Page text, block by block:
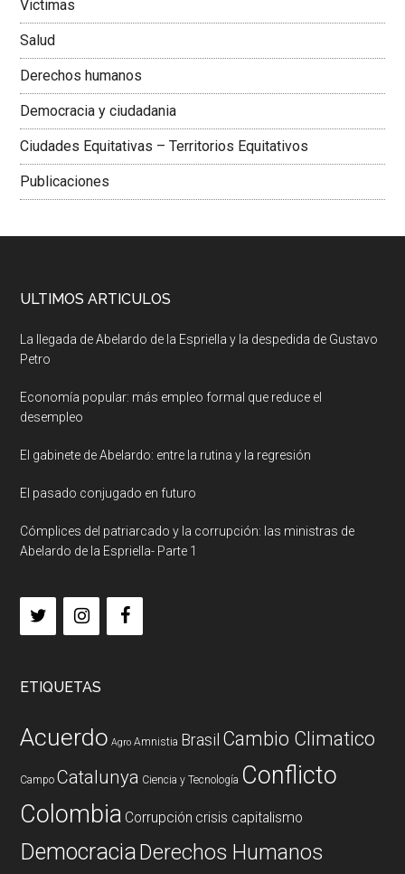
Victimas
Salud
Derechos humanos
Democracia y ciudadania
Ciudades Equitativas – Territorios Equitativos
Publicaciones
ULTIMOS ARTICULOS
La llegada de Abelardo de la Espriella y la despedida de Gustavo
Petro
Economía popular: más empleo formal que reduce el
desempleo
El gabinete de Abelardo: entre la rutina y la regresión
El pasado conjugado en futuro
Cómplices del patriarcado y la corrupción: las ministras de
Abelardo de la Espriella- Parte 1
ETIQUETAS
Acuerdo Agro Amnistia Brasil Cambio Climatico
Campo Catalunya Ciencia y Tecnología Conflicto
Colombia Corrupción crisis capitalismo
DemocraciaDerechos Humanos